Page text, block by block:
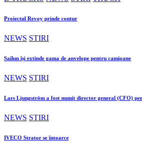
Proiectul Revoy prinde contur
NEWS STIRI
Sailun își extinde gama de anvelope pentru camioane
NEWS STIRI
Lars Ljungström a fost numit director general (CFO)
NEWS STIRI
IVECO Strator se întoarce